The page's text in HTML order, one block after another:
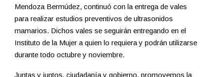
Mendoza Bermúdez, continuó con la entrega de vales
para realizar estudios preventivos de ultrasonidos
mamarios. Dichos vales se seguirán entregando en el
Instituto de la Mujer a quien lo requiera y podrán utilizarse
durante todo octubre y noviembre.
Juntas y juntos, ciudadanía y gobierno, promovemos la